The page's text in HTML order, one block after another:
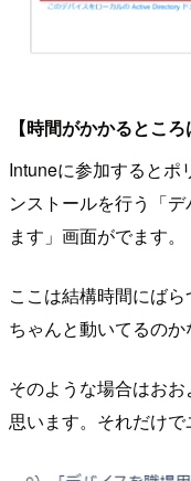
【時間がかかるとこ
Intuneに参加するとポ
ンストールを行う「
ます」画面がでます。
ここは結構時間にば
ちゃんと動いてるの
そのような場合はお
思います。それだけで